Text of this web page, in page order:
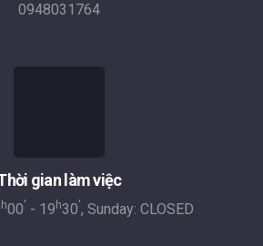
0948031764
gian làm việc
h00' - 19 h30', Sunday: CLOSED